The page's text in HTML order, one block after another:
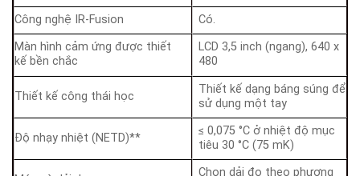
Công nghệ IR-Fusion
Có.
Màn hình cảm ứng được thiết
kế bền chắc
LCD 3,5 inch (ngang), 640 x
480
Thiết kế công thái học
Thiết kế dạng báng súng để
sử dụng một tay
Độ nhạy nhiệt (NETD)**
≤ 0,075 °C ở nhiệt độ mục
tiêu 30 °C (75 mK)
Chọn dải đo theo phương